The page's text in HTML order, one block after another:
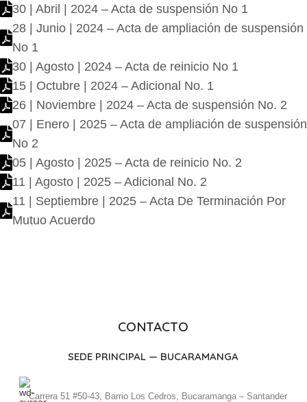
30 | Abril | 2024 – Acta de suspensión No 1
28 | Junio | 2024 – Acta de ampliación de suspensión
No 1
30 | Agosto | 2024 – Acta de reinicio No 1
15 | Octubre | 2024 – Adicional No. 1
26 | Noviembre | 2024 – Acta de suspensión No. 2
07 | Enero | 2025 – Acta de ampliación de suspensión
No 2
05 | Agosto | 2025 – Acta de reinicio No. 2
11 | Agosto | 2025 – Adicional No. 2
11 | Septiembre | 2025 – Acta De Terminación Por
Mutuo Acuerdo
CONTACTO
SEDE PRINCIPAL — BUCARAMANGA
Carrera 51 #50-43, Barrio Los Cedros, Bucaramanga – Santander